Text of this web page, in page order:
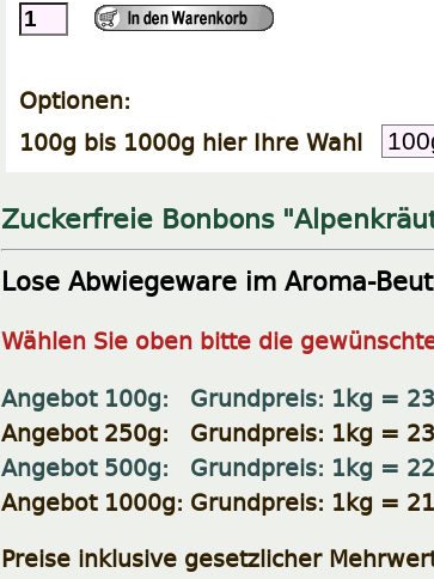
Optionen:
100g bis 1000g hier Ihre Wahl
Zuckerfreie Bonbons
Lose Abwiegeware im Aroma-
Wählen Sie oben bitte die
Angebot 100g: Grundpreis: 1kg =
Angebot 250g: Grundpreis: 1kg =
Angebot 500g: Grundpreis: 1kg =
Angebot 1000g: Grundpreis: 1kg =
Preise inklusive gesetzlicher